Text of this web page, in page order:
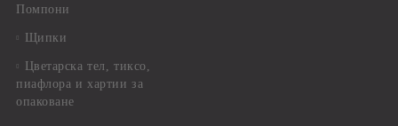
Помпони
Щипки
Цветарска тел, тиксо,
пиафлора и хартии за
опаковане